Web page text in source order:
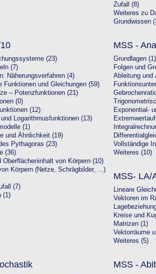
Zufall (8)
Weiteres zu
Grundwissen
(23)
(7)
Näherungsverfahren (4)
Funktionen und Gleichungen (59)
– Potenzfunktionen (21)
(0)
(12)
Logarithmusfunktionen (13)
(1)
und Ähnlichkeit (19)
Pythagoras (23)
(36)
Oberflächeninhalt von Körpern (10)
Körpern (Netze, Schrägbilder, ...)
(7)
(1)
MSS -
Grundlagen (1)
Folgen und
Ableitung und
Exponential-
Vollständige
Weiteres (10)
MSS- LA/
Lineare
Vektoren im
Kreise und
Matrizen (1)
Vektorräume
Weiteres (5)
MSS -